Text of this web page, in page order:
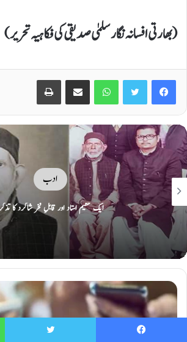
(بھارتی افسانہ نگار سلمیٰ صدیقی کی فکاہیہ تحریر)
Facebook
Twitter
WhatsApp
Share via Email
Print